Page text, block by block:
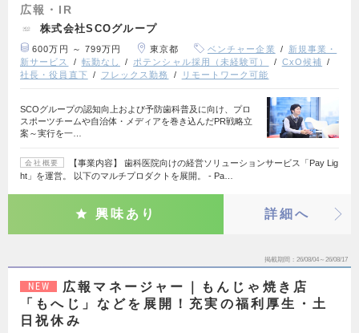
広報・IR
株式会社SCOグループ
600万円 ～ 799万円 東京都 ベンチャー企業
新規事業・
新サービス
転勤なし ポテンシャル採用（未経験可）
CxO候補
社長・役員直下
フレックス勤務 リモートワーク可能
SCOグループの認知向上および予防歯科普及に向け、プロ
スポーツチームや自治体・メディアを巻き込んだPR戦略立
案～実行を一…
会社概要
【事業内容】 歯科医院向けの経営ソリューションサービス「Pay Lig
ht」を運営。 以下のマルチプロダクトを展開。 - Pa…
興味あり 詳細へ
掲載期間 26/08/04～26/08/17
NEW
広報マネージャー｜もんじゃ焼き店
「もへじ」などを展開！充実の福利厚生・土
日祝休み